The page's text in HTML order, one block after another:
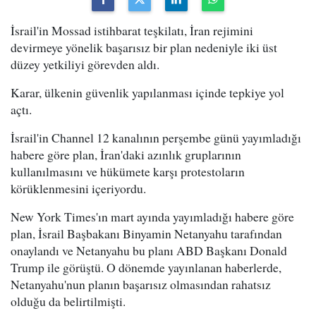
İsrail'in Mossad istihbarat teşkilatı, İran rejimini
devirmeye yönelik başarısız bir plan nedeniyle iki üst
düzey yetkiliyi görevden aldı.
Karar, ülkenin güvenlik yapılanması içinde tepkiye yol
açtı.
İsrail'in Channel 12 kanalının perşembe günü yayımladığı
habere göre plan, İran'daki azınlık gruplarının
kullanılmasını ve hükümete karşı protestoların
körüklenmesini içeriyordu.
New York Times'ın mart ayında yayımladığı habere göre
plan, İsrail Başbakanı Binyamin Netanyahu tarafından
onaylandı ve Netanyahu bu planı ABD Başkanı Donald
Trump ile görüştü. O dönemde yayınlanan haberlerde,
Netanyahu'nun planın başarısız olmasından rahatsız
olduğu da belirtilmişti.